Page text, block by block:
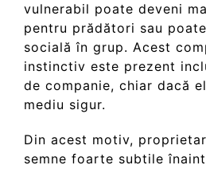
vulnerabil poate deveni
pentru prădători sau
socială în grup. Acest
instinctiv este prezent
de companie, chiar dacă
mediu sigur.
Din acest motiv,
semne foarte subtile